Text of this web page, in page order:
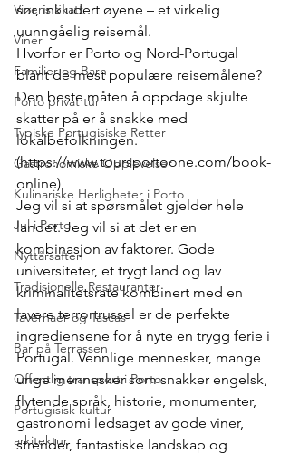
Vinens Skatt
Viner
Familier og Barn
Porto privat tur
Typiske Portugisiske Retter
Gastronomiske Opplevelser
Kulinariske Herligheter i Porto
Jul i Porto
Nyttårsaften
Tradisjonelle Restauranter
Tavernaer og Tascas
Bar på Terrassen
Offentlig transport i Porto
Portugisisk kultur
arkitektur
sør, inkludert øyene – et virkelig
uunngåelig reisemål.
Hvorfor er Porto og Nord-Portugal
blant de mest populære reisemålene?
Den beste måten å oppdage skjulte
skatter på er å snakke med
lokalbefolkningen.
(https://www.toursportoone.com/book-
online)
Jeg vil si at spørsmålet gjelder hele
landet. Jeg vil si at det er en
kombinasjon av faktorer. Gode
universiteter, et trygt land og lav
kriminalitetsrate kombinert med en
lavere terrortrussel er de perfekte
ingrediensene for å nyte en trygg ferie i
Portugal. Vennlige mennesker, mange
unge mennesker som snakker engelsk,
flytende språk, historie, monumenter,
gastronomi ledsaget av gode viner,
strender, fantastiske landskap og